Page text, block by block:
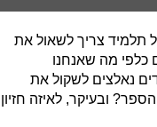
תלמיד צריך לשאול את
כלפי מה שאנחנו
נאלצים לשקול את
ובעיקר, לאיזה חזיון